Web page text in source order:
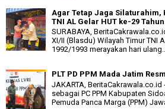
Agar Tetap Jaga Silaturahim,
TNI AL Gelar HUT ke-29 Tahun
SURABAYA,
XI/II (Blasdu) Wilayah Timur TNI
1992/1993 merayakan hari
PLT PD PPM Mada Jatim
JAKARTA,
sebagai PC PPM Kabupaten
Pemuda Panca Marga (PPM)